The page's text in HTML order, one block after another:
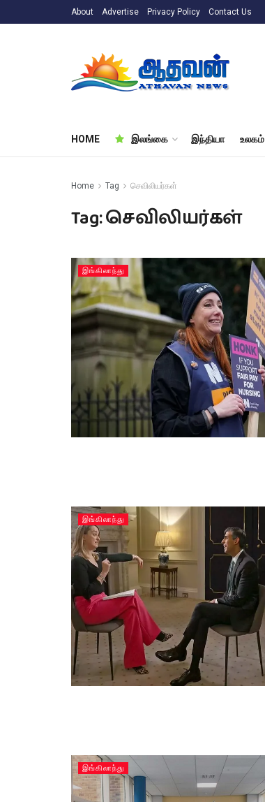
About Advertise Privacy Policy Contact Us
HOME இலங்கை இந்தியா உலகம்
Home Tag செவிலியர்கள்
Tag:செவிலியர்கள்
இங்கிலாந்து
இங்கிலாந்து
இங்கிலாந்து